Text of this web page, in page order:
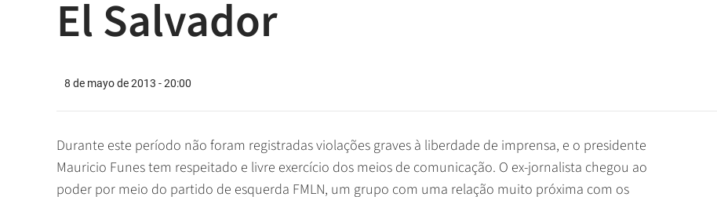
El Salvador
8 de mayo de 2013 - 20:00
Durante este período não foram registradas violações graves à liberdade de imprensa, e o presidente
Mauricio Funes tem respeitado e livre exercício dos meios de comunicação. O ex-jornalista chegou ao
poder por meio do partido de esquerda FMLN, um grupo com uma relação muito próxima com os